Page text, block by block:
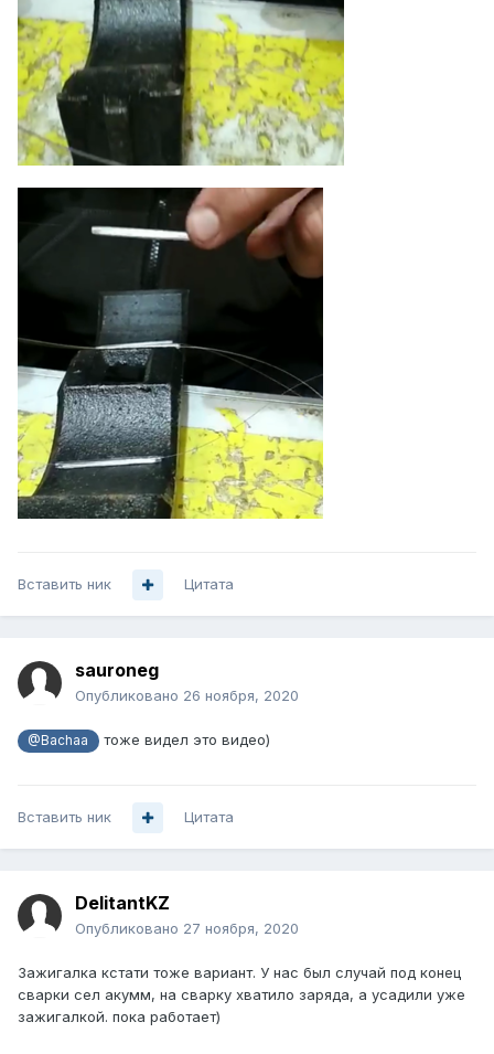
Вставить ник Цитата
sauroneg
Опубликовано 26 ноября, 2020
@Bachaa тоже видел это видео)
Вставить ник Цитата
DelitantKZ
Опубликовано 27 ноября, 2020
Зажигалка кстати тоже вариант. У нас был случай под конец
сварки сел акумм, на сварку хватило заряда, а усадили уже
зажигалкой. пока работает)